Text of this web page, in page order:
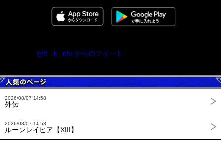
@ff_rk_info からのツイート
2026/08/07 14:58
外伝
2026/08/07 14:58
ルーンレイピア【XIII】